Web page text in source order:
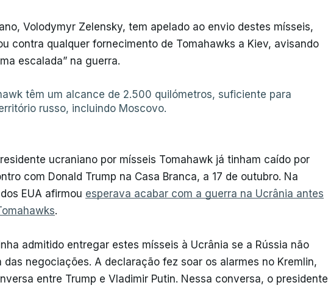
Volodymyr Zelensky, tem apelado ao envio destes mísseis,
contra qualquer fornecimento de Tomahawks a Kiev, avisando
escalada” na guerra.
têm um alcance de 2.500 quilómetros, suficiente para
russo, incluindo Moscovo.
ucraniano por mísseis Tomahawk já tinham caído por
com Donald Trump na Casa Branca, a 17 de outubro. Na
EUA afirmou esperava acabar com a guerra na Ucrânia antes
.
admitido entregar estes mísseis à Ucrânia se a Rússia não
das negociações. A declaração fez soar os alarmes no Kremlin,
entre Trump e Vladimir Putin. Nessa conversa, o presidente